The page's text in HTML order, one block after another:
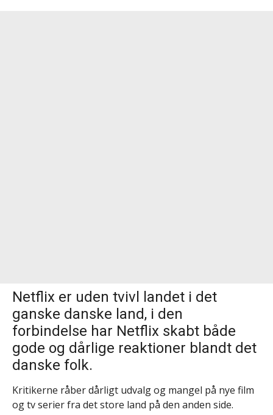
Netflix er uden tvivl landet i det
ganske danske land, i den
forbindelse har Netflix skabt både
gode og dårlige reaktioner blandt det
danske folk.
Kritikerne råber dårligt udvalg og mangel på nye film
og tv serier fra det store land på den anden side.